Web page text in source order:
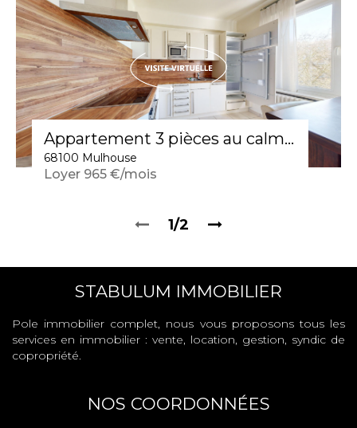
Appartement 3 pièces au calme, au Bâtiment Annulaire, proche gare et tramway
68100 Mulhouse
Loyer 965 €/mois
1/2
STABULUM IMMOBILIER
Pole immobilier complet, nous vous proposons tous les
services en immobilier : vente, location, gestion, syndic de
copropriété.
NOS COORDONNÉES